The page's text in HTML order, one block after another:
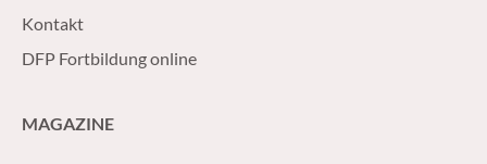
Kontakt
DFP Fortbildung online
MAGAZINE